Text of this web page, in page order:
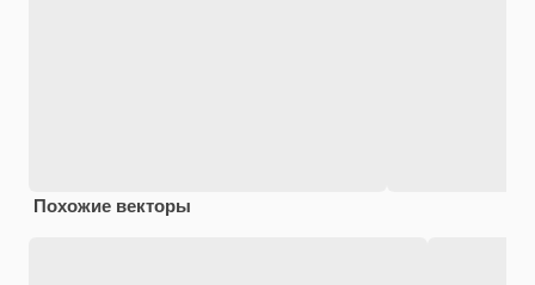
Похожие векторы